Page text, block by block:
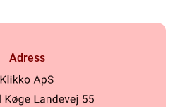
Adress